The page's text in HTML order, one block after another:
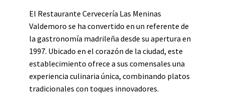
El Restaurante Cervecería Las Meninas
Valdemoro se ha convertido en un referente de
la gastronomía madrileña desde su apertura en
1997. Ubicado en el corazón de la ciudad, este
establecimiento ofrece a sus comensales una
experiencia culinaria única, combinando platos
tradicionales con toques innovadores.